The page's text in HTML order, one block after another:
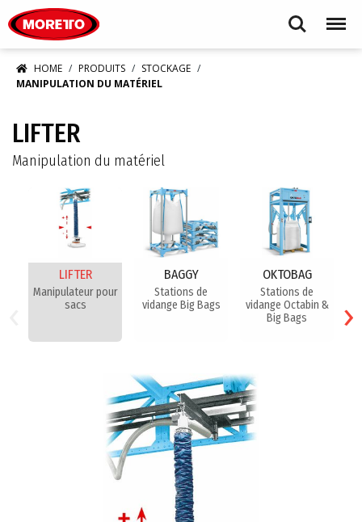
Search Menu
HOME PRODUITS
STOCKAGE
MANIPULATION DU MATÉRIEL
LIFTER
Manipulation du matériel
LIFTER
Manipulateur pour
sacs
BAGGY
Stations de
vidange Big Bags
OKTOBAG
Stations de
vidange Octabin &
Big Bags
›